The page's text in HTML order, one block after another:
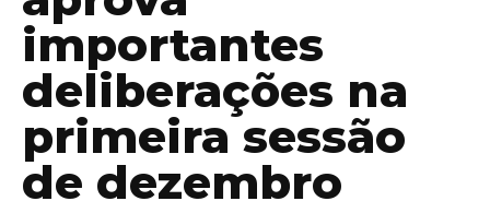
importantes
deliberações na
primeira sessão
de dezembro